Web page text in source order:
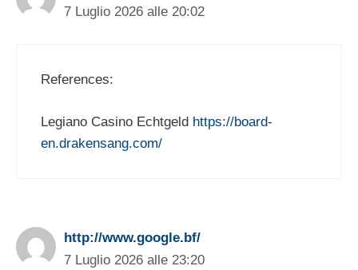
7 Luglio 2026 alle 20:02
References:
Legiano Casino Echtgeld https://board-
en.drakensang.com/
http://www.google.bf/
7 Luglio 2026 alle 23:20